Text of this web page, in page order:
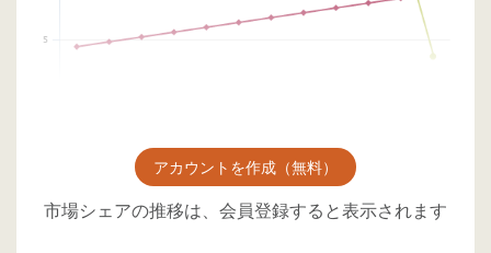
アカウントを作成（無料）
市場シェアの推移は、会員登録すると表示されます